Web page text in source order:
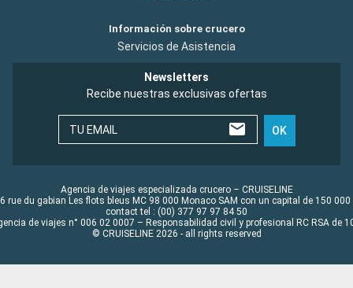
Información sobre crucero
Servicios de Asistencia
Newsletters
Recibe nuestras exclusivas ofertas
TU EMAIL OK
Agencia de viajes especializada crucero – CRUISELINE
rue du gabian Les flots bleus MC 98 000 Monaco SAM con un capital de 150 000
contact tel : (00) 377 97 97 84 50
de viajes n° 006 02 0007 – Responsabilidad civil y profesional RC RSA de
© CRUISELINE 2026 - all rights reserved